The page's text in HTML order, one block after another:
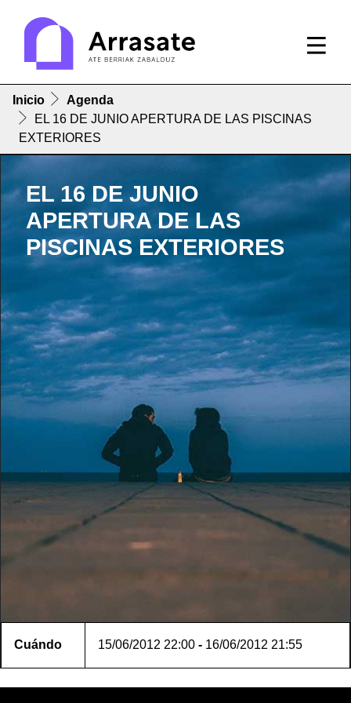
Inicio
Agenda
EL 16 DE JUNIO APERTURA DE LAS PISCINAS
EXTERIORES
EL 16 DE JUNIO
APERTURA DE LAS
PISCINAS EXTERIORES
Cuándo 15/06/2012 22:00 - 16/06/2012 21:55